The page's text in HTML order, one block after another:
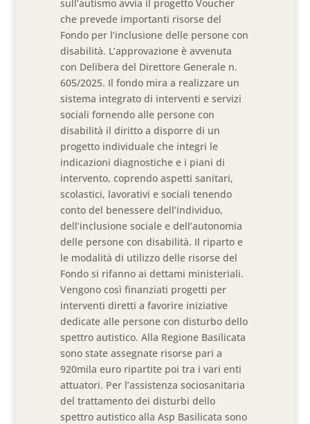
sull’autismo avvia il progetto Voucher
che prevede importanti risorse del
Fondo per l’inclusione delle persone con
disabilità. L’approvazione è avvenuta
con Delibera del Direttore Generale n.
605/2025. Il fondo mira a realizzare un
sistema integrato di interventi e servizi
sociali fornendo alle persone con
disabilità il diritto a disporre di un
progetto individuale che integri le
indicazioni diagnostiche e i piani di
intervento, coprendo aspetti sanitari,
scolastici, lavorativi e sociali tenendo
conto del benessere dell’individuo,
dell’inclusione sociale e dell’autonomia
delle persone con disabilità. Il riparto e
le modalità di utilizzo delle risorse del
Fondo si rifanno ai dettami ministeriali.
Vengono così finanziati progetti per
interventi diretti a favorire iniziative
dedicate alle persone con disturbo dello
spettro autistico. Alla Regione Basilicata
sono state assegnate risorse pari a
920mila euro ripartite poi tra i vari enti
attuatori. Per l’assistenza sociosanitaria
del trattamento dei disturbi dello
spettro autistico alla Asp Basilicata sono